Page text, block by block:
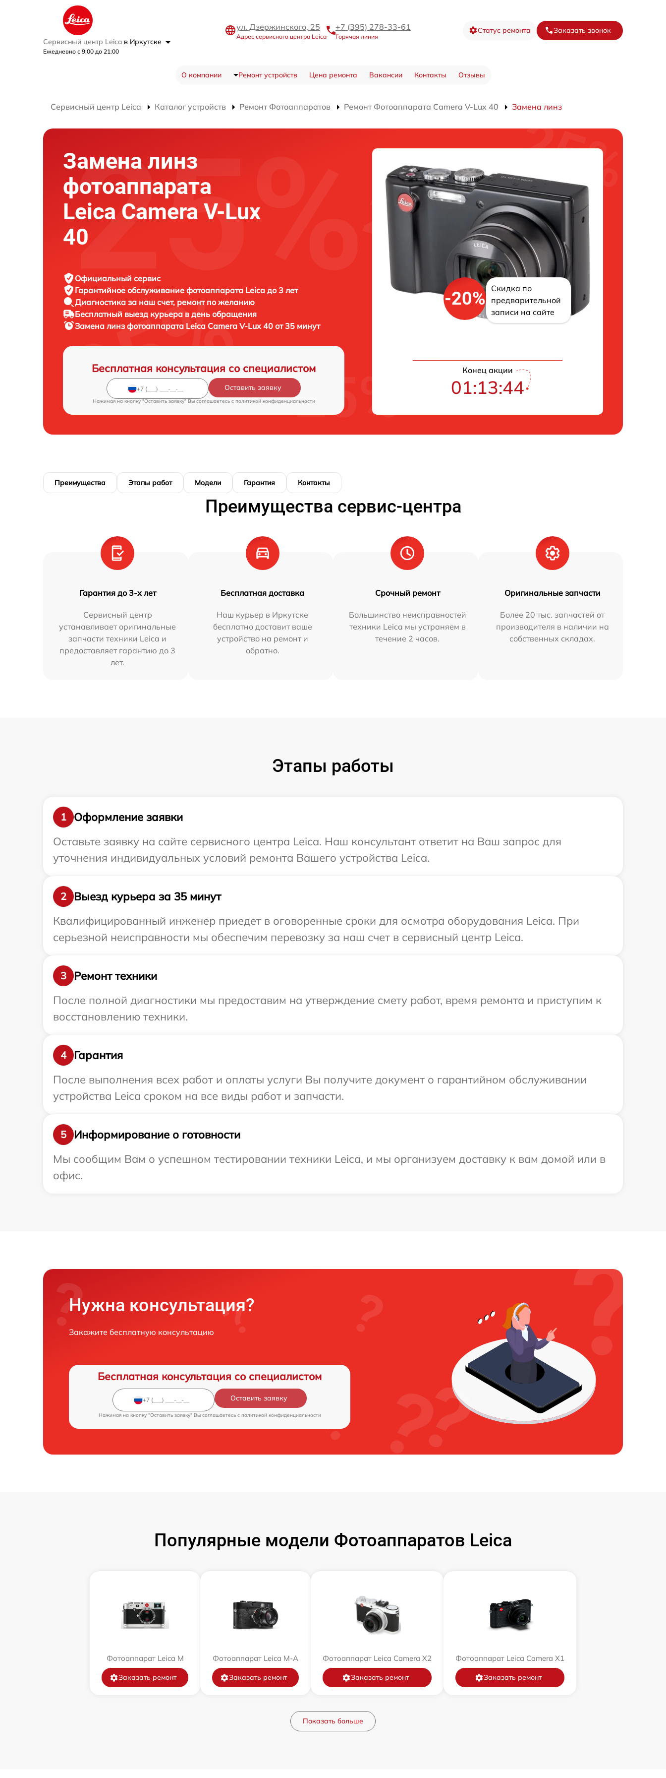
Сервисный центр Leica в Иркутске
Ежедневно с 9:00 до 21:00
ул. Дзержинского, 25
Адрес сервисного центра Leica
+7 (395) 278-33-61
Горячая линия
Статус ремонта Заказать звонок
О компании Ремонт устройств Цена ремонта Вакансии Контакты Отзывы
Сервисный центр Leica Каталог устройств Ремонт Фотоаппаратов Ремонт Фотоаппарата Camera V-Lux 40 Замена линз
Замена линз
фотоаппарата
Leica Camera V-Lux
40
Официальный сервис
Гарантийное обслуживание фотоаппарата Leica до 3 лет
Диагностика за наш счет, ремонт по желанию
Бесплатный выезд курьера в день обращения
Замена линз фотоаппарата Leica Camera V-Lux 40 от 35 минут
Бесплатная консультация со специалистом
Оставить заявку
Нажимая на кнопку "Оставить заявку" Вы соглашаетесь c политикой конфиденциальности
-20%
Скидка по
предварительной
записи на сайте
Конец акции
01:13:43
Преимущества Этапы работ Модели Гарантия Контакты
Преимущества сервис-центра
Гарантия до 3-х лет
Сервисный центр
устанавливает оригинальные
запчасти техники Leica и
предоставляет гарантию до 3
лет.
Бесплатная доставка
Наш курьер в Иркутске
бесплатно доставит ваше
устройство на ремонт и
обратно.
Срочный ремонт
Большинство неисправностей
техники Leica мы устраняем в
течение 2 часов.
Оригинальные запчасти
Более 20 тыс. запчастей от
производителя в наличии на
собственных складах.
Этапы работы
1
Оформление заявки
Оставьте заявку на сайте сервисного центра Leica. Наш консультант ответит на Ваш запрос для
уточнения индивидуальных условий ремонта Вашего устройства Leica.
2
Выезд курьера за 35 минут
Квалифицированный инженер приедет в оговоренные сроки для осмотра оборудования Leica. При
серьезной неисправности мы обеспечим перевозку за наш счет в сервисный центр Leica.
3
Ремонт техники
После полной диагностики мы предоставим на утверждение смету работ, время ремонта и приступим к
восстановлению техники.
4
Гарантия
После выполнения всех работ и оплаты услуги Вы получите документ о гарантийном обслуживании
устройства Leica сроком на все виды работ и запчасти.
5
Информирование о готовности
Мы сообщим Вам о успешном тестировании техники Leica, и мы организуем доставку к вам домой или в
офис.
Нужна консультация?
Закажите бесплатную консультацию
Бесплатная консультация со специалистом
Оставить заявку
Нажимая на кнопку "Оставить заявку" Вы соглашаетесь c политикой конфиденциальности
Популярные модели Фотоаппаратов Leica
Фотоаппарат Leica M
Заказать ремонт
Фотоаппарат Leica M-A
Заказать ремонт
Фотоаппарат Leica Camera X2
Заказать ремонт
Фотоаппарат Leica Camera X1
Заказать ремонт
Показать больше